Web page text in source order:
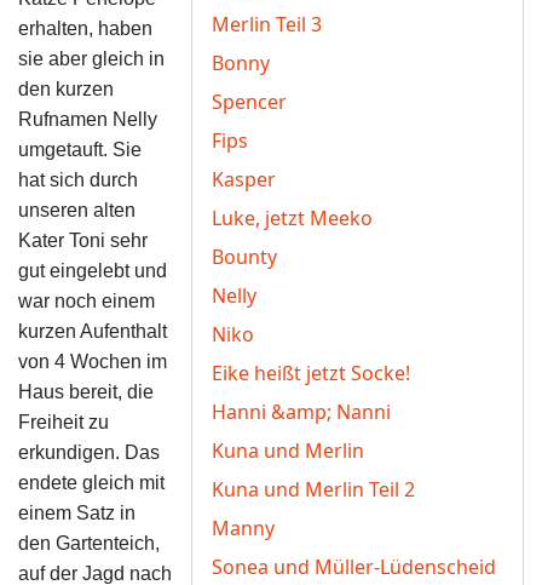
Merlin Teil 3
Bonny
Spencer
Fips
Kasper
Luke, jetzt Meeko
Bounty
Nelly
Niko
Eike heißt jetzt Socke!
Hanni &amp; Nanni
Kuna und Merlin
Kuna und Merlin Teil 2
Manny
Sonea und Müller-Lüdenscheid
erhalten, haben
sie aber gleich in
den kurzen
Rufnamen Nelly
umgetauft. Sie
hat sich durch
unseren alten
Kater Toni sehr
gut eingelebt und
war noch einem
kurzen Aufenthalt
von 4 Wochen im
Haus bereit, die
Freiheitzu
erkundigen. Das
endete gleich mit
einem Satz in
den Gartenteich,
auf der Jagd nach